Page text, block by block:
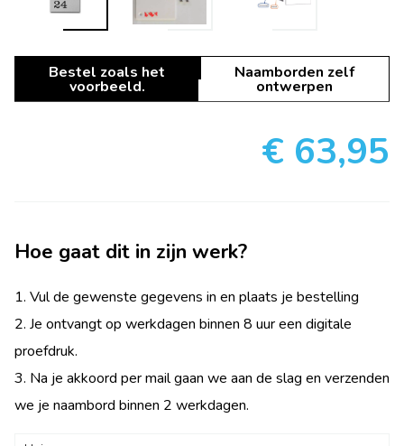
Bestel zoals het
voorbeeld.
Naamborden zelf
ontwerpen
€ 63,95
Hoe gaat dit in zijn werk?
1. Vul de gewenste gegevens in en plaats je bestelling
2. Je ontvangt op werkdagen binnen 8 uur een digitale
proefdruk.
3. Na je akkoord per mail gaan we aan de slag en verzenden
we je naambord binnen 2 werkdagen.